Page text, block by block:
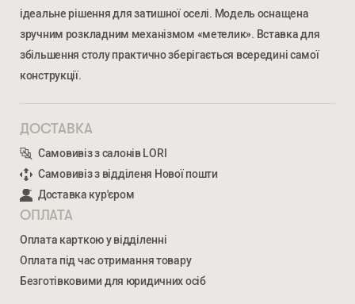
ідеальне рішення для затишної оселі. Модель оснащена
зручним розкладним механізмом «метелик». Вставка для
збільшення столу практично зберігається всередині самої
конструкції.
ДОСТАВКА
Самовивіз з салонів LORI
Самовивіз з відділеня Нової пошти
Доставка кур'єром
ОПЛАТА
Оплата карткою у відділенні
Оплата під час отримання товару
Безготівковими для юридичних осіб
Ми відкриті для співпраці з компаніями, які займаються
ВВЕДІТЬ ВАШЕ ПРІЗВИЩЕ ТА ІМ’Я *
НОМЕР ТЕЛЕФОНУ *
ОТІС
38 089